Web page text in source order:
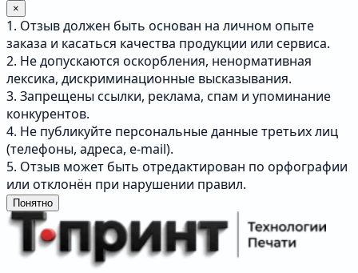
×
1. Отзыв должен быть основан на личном опыте
заказа и касаться качества продукции или сервиса.
2. Не допускаются оскорбления, ненормативная
лексика, дискриминационные высказывания.
3. Запрещены ссылки, реклама, спам и упоминание
конкурентов.
4. Не публикуйте персональные данные третьих лиц
(телефоны, адреса, e-mail).
5. Отзыв может быть отредактирован по орфографии
или отклонён при нарушении правил.
Понятно